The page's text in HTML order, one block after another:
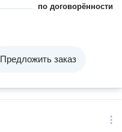
по договорённости
Предложить заказ